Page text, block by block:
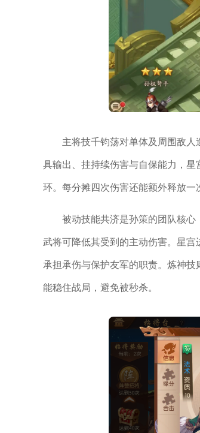
主将技千钧荡对单体及周围敌
具输出、挂持续伤害与自保能力，
环。每分摊四次伤害还能额外释放一
被动技能共济是孙策的团队核
武将可降低其受到的主动伤害。星
承担承伤与保护友军的职责。炼神
能稳住战局，避免被秒杀。